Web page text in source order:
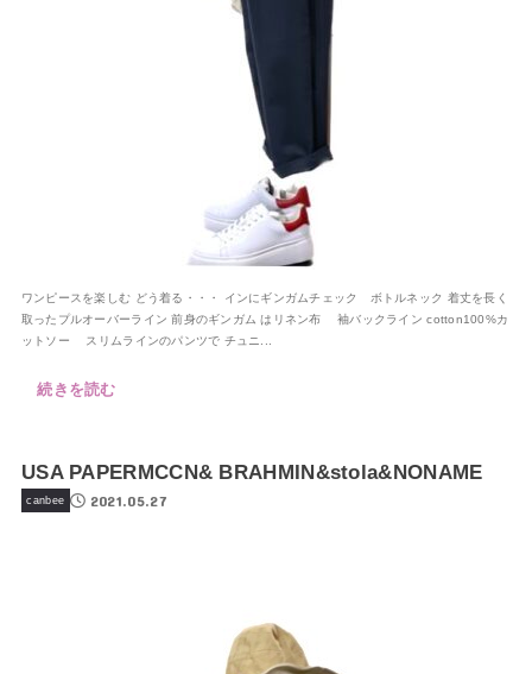
ワンピースを楽しむ どう着る・・・ インにギンガムチェック ボトルネック 着丈を長く
取ったプルオーバーライン 前身のギンガム はリネン布 袖バックライン cotton100%カ
ットソー スリムラインのパンツで チュニ...
続きを読む
USA PAPERMCCN& BRAHMIN&stola&NONAME
canbee 2021.05.27